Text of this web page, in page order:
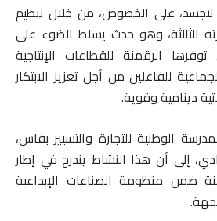
على الخصوص، من خلال تنظيم
الثالثة، وهو حدث يسلط الضوء على
الرقمنة للقطاعات الإنتاجية
للفاعلين من أجل تعزيز الابتكار
دينامية وقوية.
الوطنية للتجارة والتسيير بفاس،
إلى أن هذا النشاط يندرج في إطار
ضمن منظومة الصناعات الإبداعية